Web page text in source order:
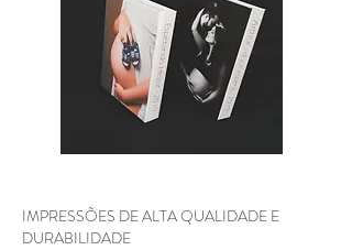
IMPRESSÕES DE ALTA QUALIDADE E
DURABILIDADE